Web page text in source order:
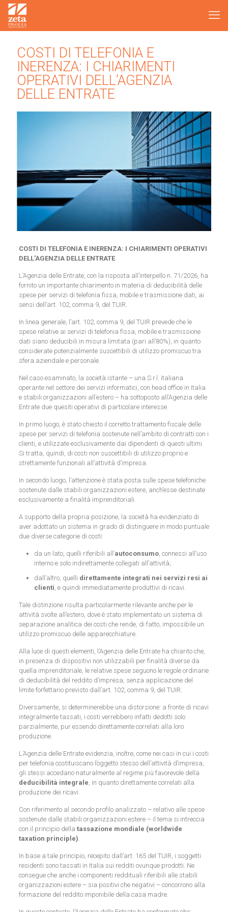
COSTI DI TELEFONIA E
INERENZA: I CHIARIMENTI
OPERATIVI DELL’AGENZIA
DELLE ENTRATE
COSTI DI TELEFONIA E INERENZA: I CHIARIMENTI OPERATIVI
DELL’AGENZIA DELLE ENTRATE
L’Agenzia delle Entrate, con la risposta all’interpello n. 71/2026, ha
fornito un importante chiarimento in materia di deducibilità delle
spese per servizi di telefonia fissa, mobile e trasmissione dati, ai
sensi dell’art. 102, comma 9, del TUIR.
In linea generale, l’art. 102, comma 9, del TUIR prevede che le
spese relative ai servizi di telefonia fissa, mobile e trasmissione
dati siano deducibili in misura limitata (pari all’80%), in quanto
considerate potenzialmente suscettibili di utilizzo promiscuo tra
sfera aziendale e personale.
Nel caso esaminato, la società istante – una S.r.l. italiana
operante nel settore dei servizi informatici, con head office in Italia
e stabili organizzazioni all’estero – ha sottoposto all’Agenzia delle
Entrate due quesiti operativi di particolare interesse.
In primo luogo, è stato chiesto il corretto trattamento fiscale delle
spese per servizi di telefonia sostenute nell’ambito di contratti con i
clienti, e utilizzate esclusivamente dai dipendenti di questi ultimi.
Si tratta, quindi, di costi non suscettibili di utilizzo proprio e
strettamente funzionali all’attività d’impresa.
In secondo luogo, l’attenzione è stata posta sulle spese telefoniche
sostenute dalle stabili organizzazioni estere, anch’esse destinate
esclusivamente a finalità imprenditoriali.
A supporto della propria posizione, la società ha evidenziato di
aver adottato un sistema in grado di distinguere in modo puntuale
due diverse categorie di costi:
da un lato, quelli riferibili all’autoconsumo, connessi all’uso
interno e solo indirettamente collegati all’attività;
dall’altro, quelli direttamente integrati nei servizi resi ai
clienti, e quindi immediatamente produttivi di ricavi.
Tale distinzione risulta particolarmente rilevante anche per le
attività svolte all’estero, dove è stato implementato un sistema di
separazione analitica dei costi che rende, di fatto, impossibile un
utilizzo promiscuo delle apparecchiature.
Alla luce di questi elementi, l’Agenzia delle Entrate ha chiarito che,
in presenza di dispositivi non utilizzabili per finalità diverse da
quella imprenditoriale, le relative spese seguono le regole ordinarie
di deducibilità del reddito d’impresa, senza applicazione del
limite forfettario previsto dall’art. 102, comma 9, del TUIR.
Diversamente, si determinerebbe una distorsione: a fronte di ricavi
integralmente tassati, i costi verrebbero infatti dedotti solo
parzialmente, pur essendo direttamente correlati alla loro
produzione.
L’Agenzia delle Entrate evidenzia, inoltre, come nei casi in cui i costi
per telefonia costituiscano l’oggetto stesso dell’attività d’impresa,
gli stessi accedano naturalmente al regime più favorevole della
deducibilità integrale, in quanto direttamente correlati alla
produzione dei ricavi.
Con riferimento al secondo profilo analizzato – relativo alle spese
sostenute dalle stabili organizzazioni estere – il tema si intreccia
con il principio della tassazione mondiale (worldwide
taxation principle).
In base a tale principio, recepito dall’art. 165 del TUIR, i soggetti
residenti sono tassati in Italia sui redditi ovunque prodotti. Ne
consegue che anche i componenti reddituali riferibili alle stabili
organizzazioni estere – sia positivi che negativi – concorrono alla
formazione del reddito imponibile della casa madre.